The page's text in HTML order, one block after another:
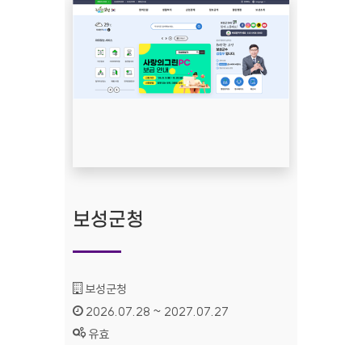
보성군청
기관명 :
보성군청
인증기간 :
2026.07.28 ~ 2027.07.27
상태 :
유효